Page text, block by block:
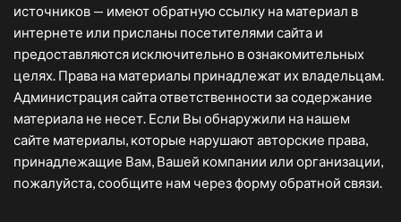
источников — имеют обратную ссылку на материал в
интернете или присланы посетителями сайта и
предоставляются исключительно в ознакомительных
целях. Права на материалы принадлежат их владельцам.
Администрация сайта ответственности за содержание
материала не несет. Если Вы обнаружили на нашем
сайте материалы, которые нарушают авторские права,
принадлежащие Вам, Вашей компании или организации,
пожалуйста, сообщите нам через форму обратной связи.